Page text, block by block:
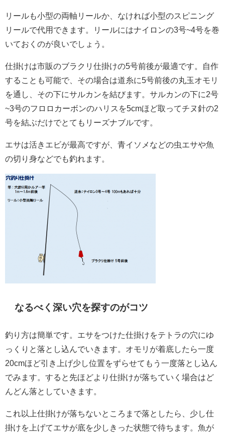
リールも小型の両軸リールか、なければ小型のスピニング
リールで代用できます。リールにはナイロンの3号~4号を巻
いておくのが良いでしょう。
仕掛けは市販のブラクリ仕掛けの5号前後が最適です。自作
することも可能で、その場合は道糸に5号前後の丸玉オモリ
を通し、その下にサルカンを結びます。サルカンの下に2号
~3号のフロロカーボンのハリスを5cmほど取ってチヌ針の2
号を結ぶだけでとてもリーズナブルです。
エサは活きエビが最高ですが、青イソメなどの虫エサや魚
の切り身などでも釣れます。
なるべく深い穴を探すのがコツ
釣り方は簡単です。エサをつけた仕掛けをテトラの穴にゆ
っくりと落とし込んでいきます。オモリが着底したら一度
20cmほど引き上げ少し位置をずらせてもう一度落とし込ん
でみます。すると先ほどより仕掛けが落ちていく場合はど
んどん落としていきます。
これ以上仕掛けが落ちないところまで落としたら、少し仕
掛けを上げてエサが底を少しきった状態で待ちます。魚が